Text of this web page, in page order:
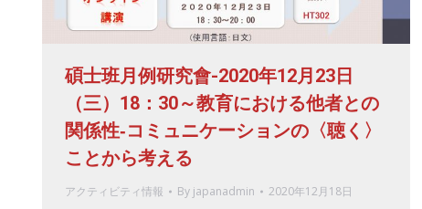
碩士班月例研究會-2020年12月23日
（三）18：30～教育における他者との
関係性‐コミュニケーションの〈聴く〉
ことから考える
アクティビティ情報 By japanadmin 2020年12月18日